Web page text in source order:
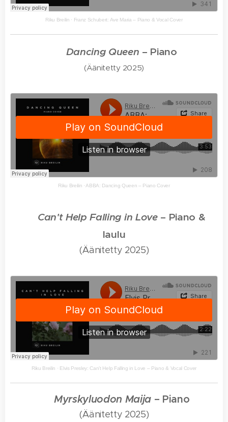
Riku Breilin · Franz Schubert: Ave Maria – Piano & Vocal Cover
Dancing Queen – Piano
(Äänitetty 2025)
Riku Breilin · ABBA: Dancing Queen – Piano Cover
Can't Help Falling in Love – Piano &
laulu
(Äänitetty 2025)
Riku Breilin · Elvis Presley: Can’t Help Falling in Love – Piano & Vocal Cover
Myrskyluodon Maija – Piano
(Äänitetty 2025)